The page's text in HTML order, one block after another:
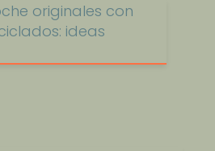
originales con
ideas